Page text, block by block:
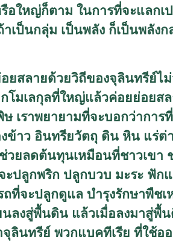
อใหญ่ก็ตาม ในการที่จะแลก
เป็นกลุ่ม เป็นพลัง ก็เป็นพลั
ยสลายด้วยวิถีของจุลินทรีย์
โมเลกุลที่ใหญ่แล้วค่อยย่อยส
เราพยายามที่จะบอกว่ากา
ข้าว อินทรียวัตถุ ดิน หิน แร่
ยลดต้นทุนเหมือนที่ชาวเขา
ปลูกพริก ปลูกบวบ มะระ ฟัก
ที่จะปลูกดูแล บำรุงรักษาพืช
ลงสู่พื้นดิน แล้วเมื่อลงมาสู่
นทรีย์ พวกแบคทีเรีย ที่ใช้อ